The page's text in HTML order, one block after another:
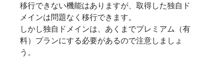
移行できない機能はありますが、取得した独自ド
メインは問題なく移行できます。
しかし独自ドメインは、あくまでプレミアム（有
料）プランにする必要があるので注意しましょ
う。